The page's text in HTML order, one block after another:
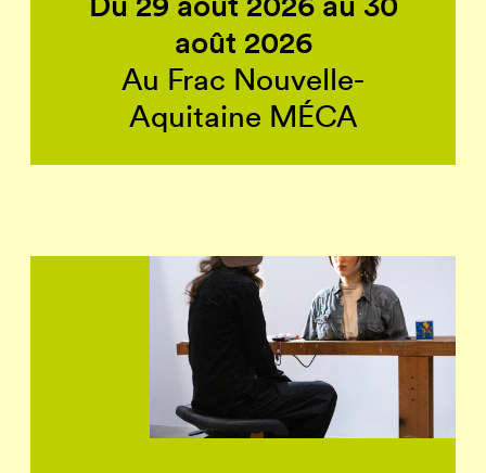
août 2026
Au Frac Nouvelle-
Aquitaine MÉCA